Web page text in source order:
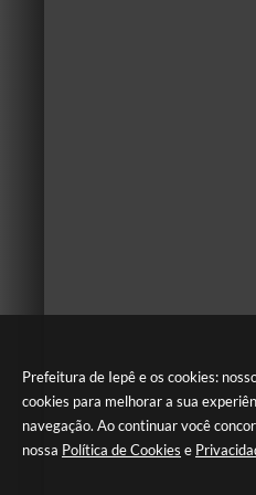
Prefeitura de Iepê e os cookies:
cookies para melhorar a sua
navegação. Ao continuar você
nossa Política de Cookies e